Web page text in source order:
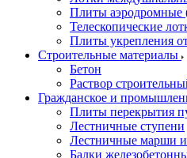
Плиты
Телескопические
Плиты укрепления
Строительные материалы
Бетон
Раствор
Гражданское и
Плиты перекрытия
Лестничные ступени
Лестничные марши
Балки